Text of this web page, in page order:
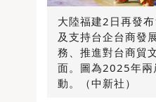
大陸福建2日再發
及支持台企台商發
務、推進對台商貿
面。圖為2025年兩
動。（中新社）